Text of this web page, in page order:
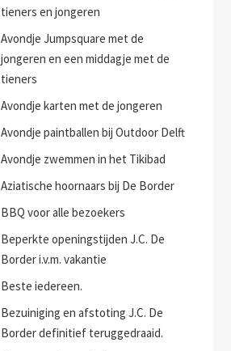
tieners en jongeren
Avondje Jumpsquare met de
jongeren en een middagje met de
tieners
Avondje karten met de jongeren
Avondje paintballen bij Outdoor Delft
Avondje zwemmen in het Tikibad
Aziatische hoornaars bij De Border
BBQ voor alle bezoekers
Beperkte openingstijden J.C. De
Border i.v.m. vakantie
Beste iedereen.
Bezuiniging en afstoting J.C. De
Border definitief teruggedraaid.